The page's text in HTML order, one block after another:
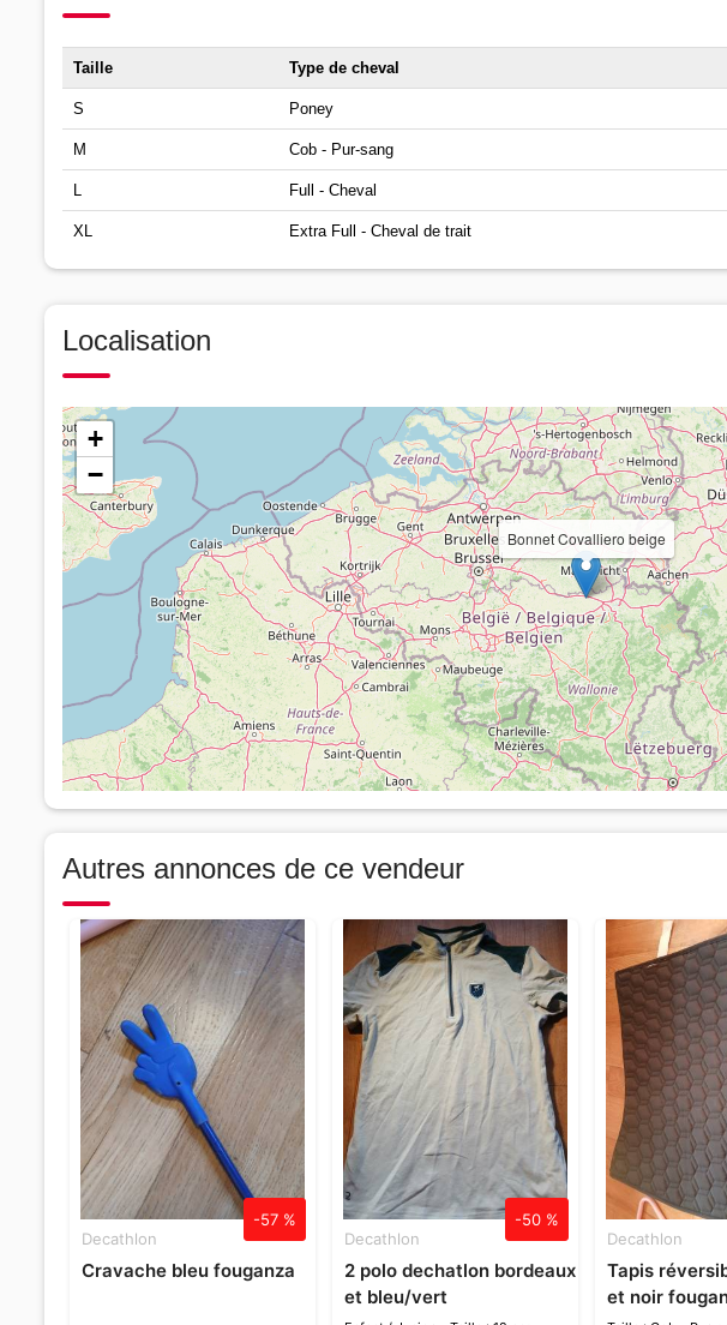
Taille Type de cheval
S Poney
M Cob - Pur-sang
Full - Cheval
XL Extra Full - Cheval de trait
Localisation
Bonnet Covalliero beige
+
−
Autres annonces de ce vendeur
Decathlon
Cravache bleu fouganza
-57 %
Decathlon
2 polo dechatlon bordeaux
et bleu/vert
-50 %
Decathlon
Tapis
et noir